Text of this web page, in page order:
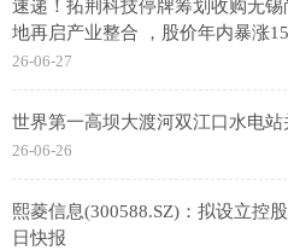
速递！拓荆科技停牌筹划收购无
地再启产业整合 ，股价年内暴涨
26-06-27
世界第一高坝大渡河双江口水电站
26-06-26
熙菱信息(300588.SZ)：拟设立控
日快报